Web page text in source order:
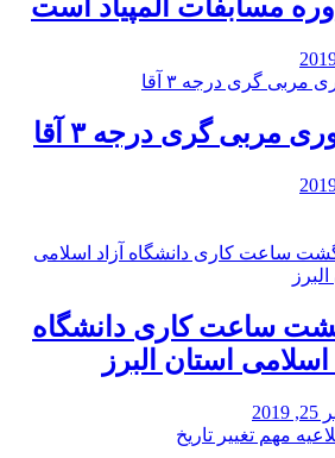
مسابفات المپیاد است
مربی گری درجه ۳ آقا
ساعت کاری دانشگاه
اسلامی استان البرز